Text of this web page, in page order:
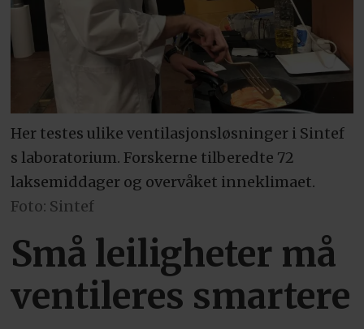
Her testes ulike ventilasjonsløsninger i Sintef
s laboratorium. Forskerne tilberedte 72
laksemiddager og overvåket inneklimaet.
Foto: Sintef
Små leiligheter må
ventileres smartere